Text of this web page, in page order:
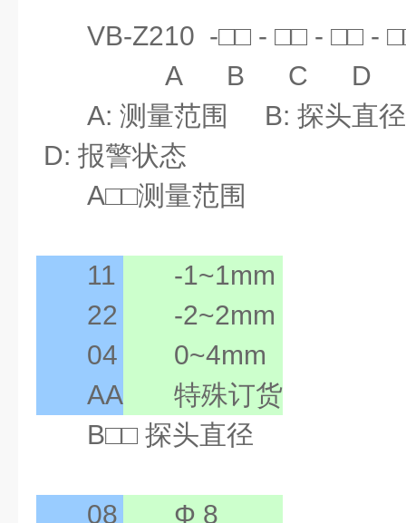
VB-Z210 -□□ - □□ - □□ -
A B C D
A: 测量范围 B: 探头
D: 报警状态
A□□测量范围
11
-1~1mm
22
-2~2mm
04
0~4mm
AA
特殊订货
B□□ 探头直径
08 Φ 8